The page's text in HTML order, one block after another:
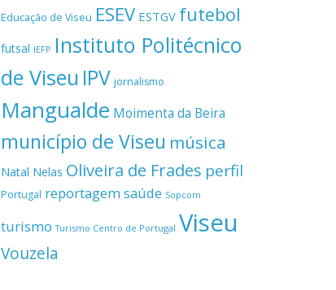
Educação de Viseu ESEV ESTGV futebol
futsal IEFP Instituto Politécnico
de Viseu IPV jornalismo
Mangualde Moimenta da Beira
município de Viseu música
Natal Nelas Oliveira de Frades perfil
Portugal reportagemsaúde Sopcom
turismo Turismo Centro de Portugal Viseu
Vouzela